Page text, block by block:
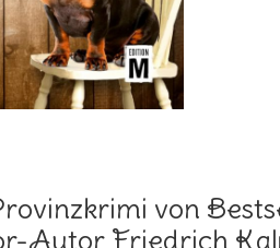
von
Autor Friedrich